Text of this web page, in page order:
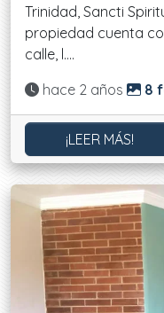
Trinidad, Sancti
propiedad cuenta
calle, l....
Actualizado:
hace 2 años 8
¡LEER MÁS!